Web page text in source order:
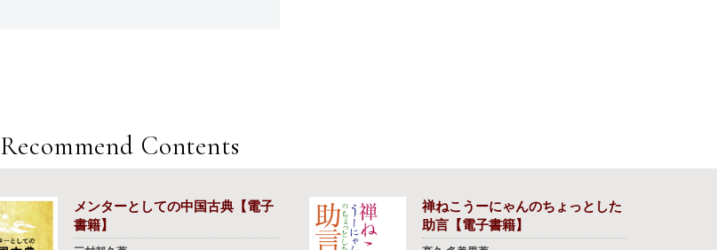
Recommend Contents
メンターとしての中国古典【電子
書籍】
禅ねこうーにゃんのちょっとした
助言【電子書籍】